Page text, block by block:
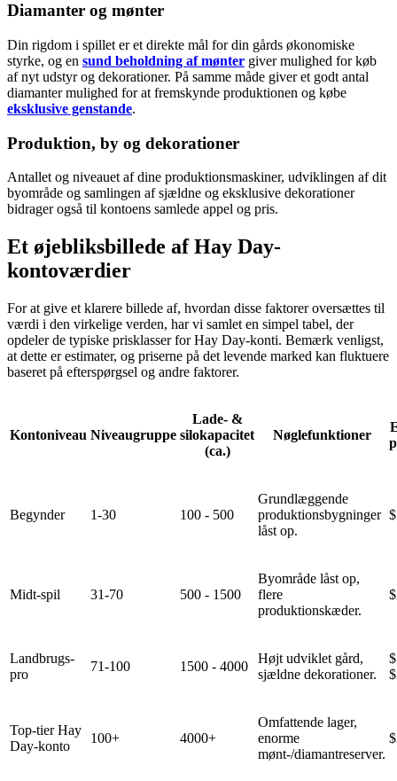
Diamanter og mønter
Din rigdom i spillet er et direkte mål for din gårds økonomiske
styrke, og en sund beholdning af mønter giver mulighed for køb
af nyt udstyr og dekorationer. På samme måde giver et godt antal
diamanter mulighed for at fremskynde produktionen og købe
eksklusive genstande.
Produktion, by og dekorationer
Antallet og niveauet af dine produktionsmaskiner, udviklingen af dit
byområde og samlingen af sjældne og eksklusive dekorationer
bidrager også til kontoens samlede appel og pris.
Et øjebliksbillede af Hay Day-
kontoværdier
For at give et klarere billede af, hvordan disse faktorer oversættes til
værdi i den virkelige verden, har vi samlet en simpel tabel, der
opdeler de typiske prisklasser for Hay Day-konti. Bemærk venligst,
at dette er estimater, og priserne på det levende marked kan fluktuere
baseret på efterspørgsel og andre faktorer.
Kontoniveau Niveaugruppe
Lade- &
silokapacitet
(ca.)
Nøglefunktioner
Begynder 1-30 100 - 500
Grundlæggende
produktionsbygninger
låst op.
Midt-spil 31-70 500 - 1500
Byområde låst op,
flere
produktionskæder.
Landbrugs-
pro
71-100 1500 - 4000
Højt udviklet gård,
sjældne dekorationer.
Top-tier Hay
Day-konto
100+ 4000+
Omfattende lager,
enorme
mønt-/diamantreserver.